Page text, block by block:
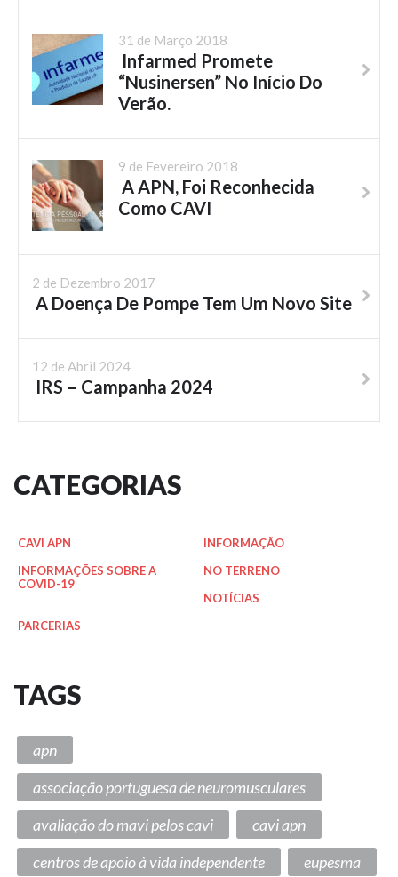
31 de Março 2018
Infarmed Promete
“Nusinersen” No Início Do
Verão.
9 de Fevereiro 2018
A APN, Foi Reconhecida
Como CAVI
2 de Dezembro 2017
A Doença De Pompe Tem Um Novo Site
12 de Abril 2024
IRS – Campanha 2024
CATEGORIAS
CAVI APN
INFORMAÇÃO
INFORMAÇÕES SOBRE A
COVID-19
NO TERRENO
NOTÍCIAS
PARCERIAS
TAGS
apn
associação portuguesa de neuromusculares
avaliação do mavi pelos cavi
cavi apn
centros de apoio à vida independente
eupesma